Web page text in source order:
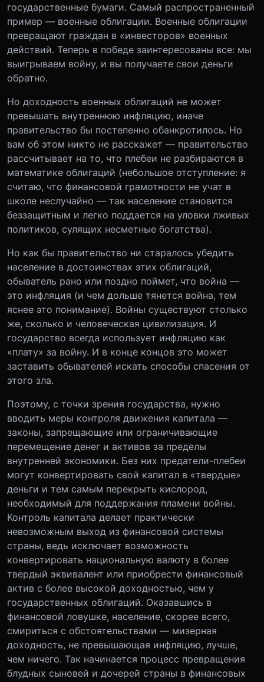
государственные бумаги. Самый распространенный
пример — военные облигации. Военные облигации
превращают граждан в «инвесторов» военных
действий. Теперь в победе заинтересованы все: мы
выигрываем войну, и вы получаете свои деньги
обратно.
Но доходность военных облигаций не может
превышать внутреннюю инфляцию, иначе
правительство бы постепенно обанкротилось. Но
вам об этом никто не расскажет — правительство
рассчитывает на то, что плебеи не разбираются в
математике облигаций (небольшое отступление: я
считаю, что финансовой грамотности не учат в
школе неслучайно — так население становится
беззащитным и легко поддается на уловки лживых
политиков, сулящих несметные богатства).
Но как бы правительство ни старалось убедить
население в достоинствах этих облигаций,
обыватель рано или поздно поймет, что война —
это инфляция (и чем дольше тянется война, тем
яснее это понимание). Войны существуют столько
же, сколько и человеческая цивилизация. И
государство всегда использует инфляцию как
«плату» за войну. И в конце концов это может
заставить обывателей искать способы спасения от
этого зла.
Поэтому, с точки зрения государства, нужно
вводить меры контроля движения капитала —
законы, запрещающие или ограничивающие
перемещение денег и активов за пределы
внутренней экономики. Без них предатели-плебеи
могут конвертировать свой капитал в «твердые»
деньги и тем самым перекрыть кислород,
необходимый для поддержания пламени войны.
Контроль капитала делает практически
невозможным выход из финансовой системы
страны, ведь исключает возможность
конвертировать национальную валюту в более
твердый эквивалент или приобрести финансовый
актив с более высокой доходностью, чем у
государственных облигаций. Оказавшись в
финансовой ловушке, население, скорее всего,
смириться с обстоятельствами — мизерная
доходность, не превышающая инфляцию, лучше,
чем ничего. Так начинается процесс превращения
блудных сыновей и дочерей страны в финансовых